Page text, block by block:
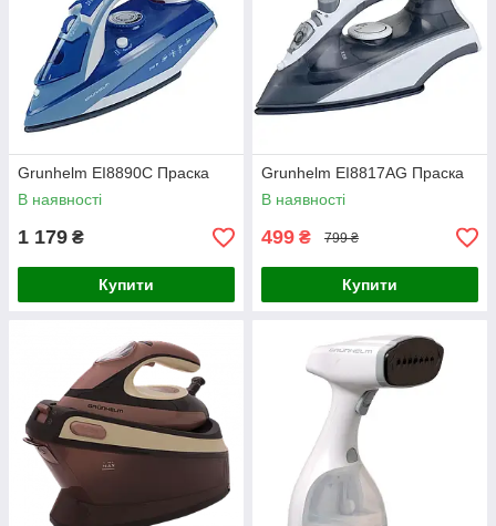
Grunhelm EI8890C Праска
В наявності
1 179 ₴
Купити
Grunhelm EI8817AG Праска
В наявності
499 ₴ 799 ₴
Купити